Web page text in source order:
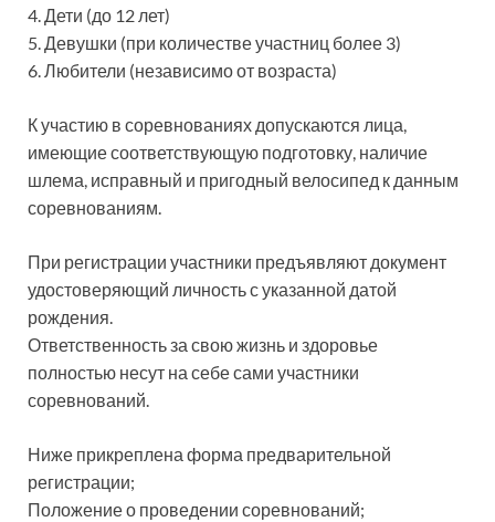
4. Дети (до 12 лет)
5. Девушки (при количестве участниц более 3)
6. Любители (независимо от возраста)
К участию в соревнованиях допускаются лица,
имеющие соответствующую подготовку, наличие
шлема, исправный и пригодный велосипед к данным
соревнованиям.
При регистрации участники предъявляют документ
удостоверяющий личность с указанной датой
рождения.
Ответственность за свою жизнь и здоровье
полностью несут на себе сами участники
соревнований.
Ниже прикреплена форма предварительной
регистрации;
Положение о проведении соревнований;